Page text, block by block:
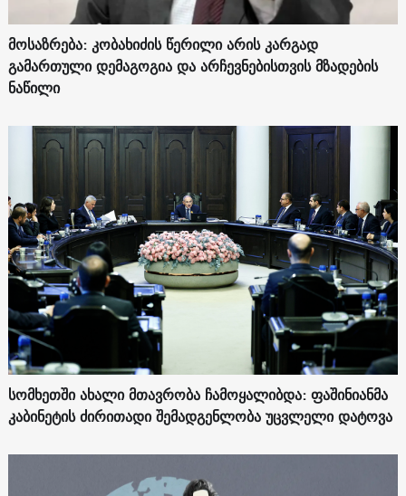
მოსაზრება: კობახიძის წერილი არის კარგად
გამართული დემაგოგია და არჩევნებისთვის მზადების
ნაწილი
სომხეთში ახალი მთავრობა ჩამოყალიბდა: ფაშინიანმა
კაბინეტის ძირითადი შემადგენლობა უცვლელი დატოვა